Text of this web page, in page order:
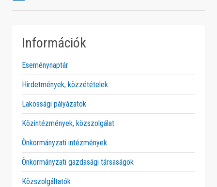
Információk
Eseménynaptár
Hirdetmények, közzétételek
Lakossági pályázatok
Közintézmények, közszolgálat
Önkormányzati intézmények
Önkormányzati gazdasági társaságok
Közszolgáltatók